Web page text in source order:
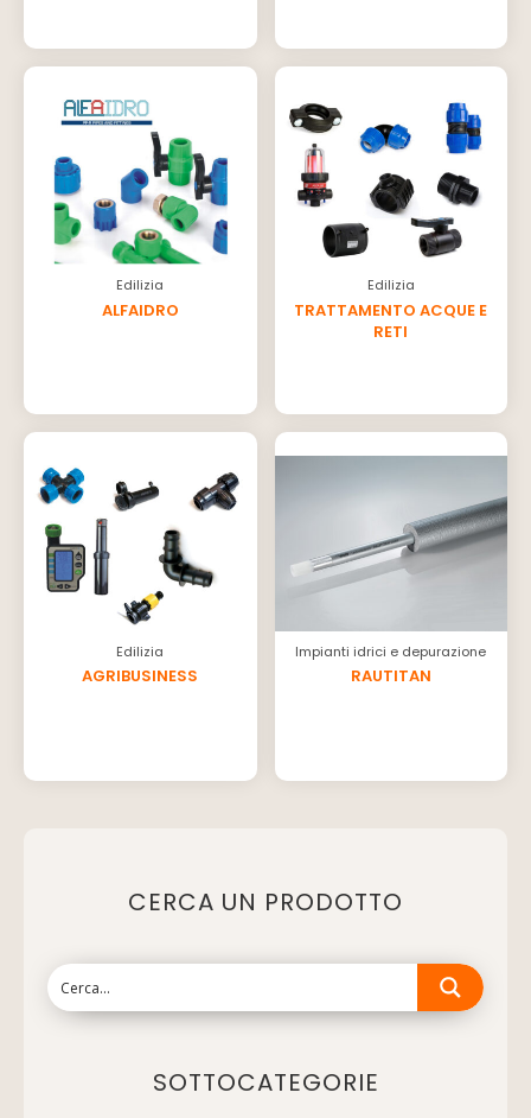
Edilizia
ALFAIDRO
Edilizia
TRATTAMENTO ACQUE E
RETI
Edilizia
AGRIBUSINESS
Impianti idrici e depurazione
RAUTITAN
CERCA UN PRODOTTO
SOTTOCATEGORIE